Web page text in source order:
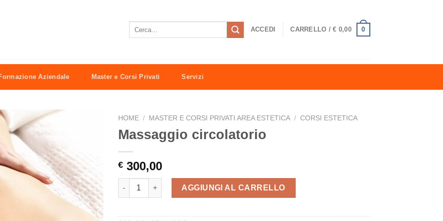
ACCEDI CARRELLO /€ 0,00 0
Aziendale Master e Corsi Privati Servizi
HOME / MASTER E CORSI PRIVATI AREA ESTETICA / CORSI ESTETICA
Massaggio circolatorio
€ 300,00
Massaggio circolatorio quantità
AGGIUNGI AL CARRELLO